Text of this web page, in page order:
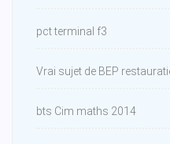
pct terminal f3
Vrai sujet de BEP
bts Cim maths 2014